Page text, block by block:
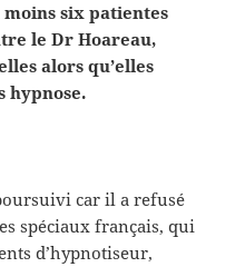
six patientes
le Dr Hoareau,
alors qu’elles
hypnose.
car il a refusé
spéciaux français, qui
d’hypnotiseur,